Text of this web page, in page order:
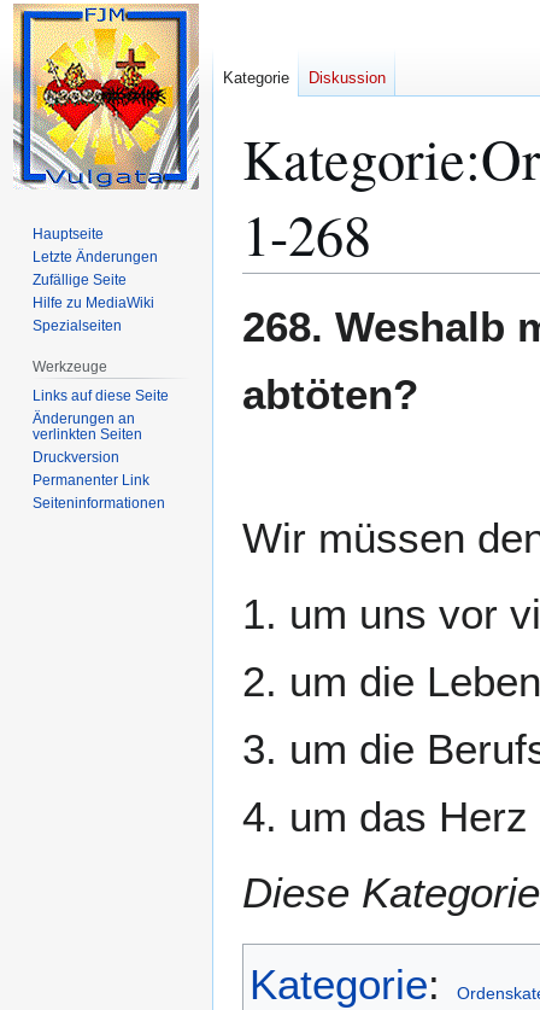
Kategorie:
1-268
Navigation
Suche
268. Weshalb
abtöten?
Wir müssen
1. um uns vor
2. um die
3. um die
4. um das
Diese
Kategorie:
Kategorie Diskussion
Hauptseite
Letzte Änderungen
Zufällige Seite
Hilfe zu MediaWiki
Spezialseiten
Werkzeuge
Links auf diese Seite
Änderungen an
verlinkten Seiten
Druckversion
Permanenter Link
Seiten­­informationen